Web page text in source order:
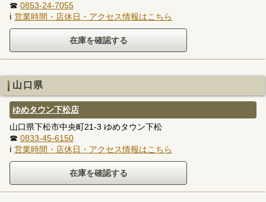
☎ 0853-24-7055
ℹ 営業時間・店休日・アクセス情報はこちら
山口県
ゆめタウン下松店
山口県下松市中央町21-3 ゆめタウン下松
☎ 0833-45-6150
ℹ 営業時間・店休日・アクセス情報はこちら